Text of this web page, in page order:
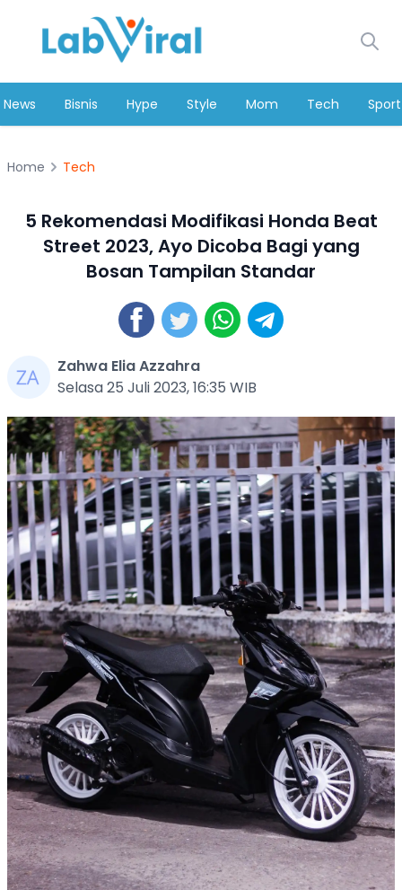
News Bisnis Hype Style Mom Tech Sport
Home Tech
5 Rekomendasi Modifikasi Honda Beat
Street 2023, Ayo Dicoba Bagi yang
Bosan Tampilan Standar
Zahwa Elia Azzahra
Selasa 25 Juli 2023, 16:35 WIB